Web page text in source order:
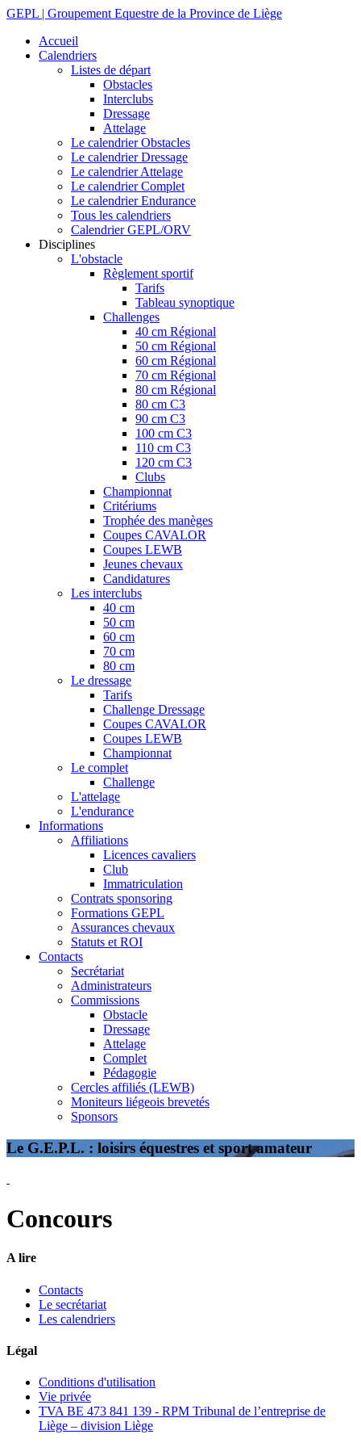
GEPL | Groupement Equestre de la Province de Liège
Accueil
Calendriers
Listes de départ
Obstacles
Interclubs
Dressage
Attelage
Le calendrier Obstacles
Le calendrier Dressage
Le calendrier Attelage
Le calendrier Complet
Le calendrier Endurance
Tous les calendriers
Calendrier GEPL/ORV
Disciplines
L'obstacle
Règlement sportif
Tarifs
Tableau synoptique
Challenges
40 cm Régional
50 cm Régional
60 cm Régional
70 cm Régional
80 cm Régional
80 cm C3
90 cm C3
100 cm C3
110 cm C3
120 cm C3
Clubs
Championnat
Critériums
Trophée des manèges
Coupes CAVALOR
Coupes LEWB
Jeunes chevaux
Candidatures
Les interclubs
40 cm
50 cm
60 cm
70 cm
80 cm
Le dressage
Tarifs
Challenge Dressage
Coupes CAVALOR
Coupes LEWB
Championnat
Le complet
Challenge
L'attelage
L'endurance
Informations
Affiliations
Licences cavaliers
Club
Immatriculation
Contrats sponsoring
Formations GEPL
Assurances chevaux
Statuts et ROI
Contacts
Secrétariat
Administrateurs
Commissions
Obstacle
Dressage
Attelage
Complet
Pédagogie
Cercles affiliés (LEWB)
Moniteurs liégeois brevetés
Sponsors
Le G.E.P.L. : loisirs équestres et sport amateur
Concours
A lire
Contacts
Le secrétariat
Les calendriers
Légal
Conditions d'utilisation
Vie privée
TVA BE 473 841 139 - RPM Tribunal de l’entreprise de
Liège – division Liège